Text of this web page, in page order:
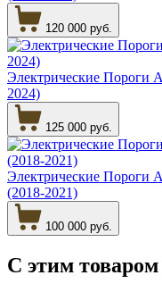
120 000 руб.
Электрические Пороги
2024)
125 000 руб.
Электрические Пороги
(2018-2021)
100 000 руб.
С этим товаром